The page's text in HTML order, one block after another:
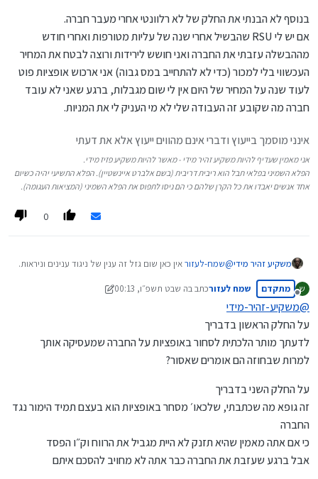
בנוסף לא הבנתי את החלק של לא רלוונטי אחרי מעבר חברה.
אם יש לי RSU שהבשיל אחרי שנה של עליות מטורפות ואחרי חודש
מההבשלה עזבתי את החברה ואני חושש לירידות ורוצה לבטח את המחיר
העכשווי בלי למכור (כדי לא להתחייב במס גבוה) אני ארכוש אופציות פוט
לעוד שנה על המחיר של היום אין לי שום מגבלות, ברגע שאני לא עובד
חברה מה שקובע זה העבודה שלי לא מי העניק לי את המניות.
אינני מוסמך בייעוץ ודברי אינם מהווים ייעוץ אלא את דעתי
אני מאמין שעדיף להיות משקיע זהיר מידי - מאשר להיות משקיע פזיז מידי.
הפלא השמיני בפלאי תבל הוא ריבית דריבית (בשם אלברט איינשטיין). הפלא התשיעי יהיה כשיום
אחד אנשים יאבדו את כל הקרן שלהם כי הם ניסו לתפוס את הפלא השמיני (המציאות העגומה).
0
משקיע זהיר מידי@שמח-לעזוראין כאן שום גזל זה ענין של ניגוד ענינים וניראות.
אני מבין שזה לא תקף רק בRSU זה רלוונטי בשבילי בRSU.
אני לא מבין איך שייך לסחור באופציות בצורה שלא נקראת הימור
נגד החברה כשאתה מחזיק מניות ורוצה לבטח אותם נגד ירידה
חודש מההבשלה עזבתי את החברה ואני חושש לירידות ורוצה
לבטח את המחיר העכשווי בלי למכור (כדי לא להתחייב במס
לי שום מגבלות, ברגע שאני לא עובד חברה מה שקובע זה
העבודה שלי לא מי העניק לי את המניות.
ש
מנותק
מתקדם שמח לעזורכתב בה שבט תשפ״ו, 00:13
נערך לאחרונה על ידי שמח לעזור
@משקיע-זהיר-מידי
על החלק הראשון בדבריך
לדעתך מותר הלכתית לסחור באופציות על החברה שמעסיקה אותך
למרות שבחוזה הם אומרים שאסור?
על החלק השני בדבריך
זה גופא מה שכתבתי, שלכאו׳ מסחר באופציות הוא בעצם תמיד הימור נגד
החברה
כי אם אתה מאמין שהיא תזנק לא היית מגביל את הרווח וק״ו הפסד
אבל ברגע שעזבת את החברה כבר אתה לא מחויב להסכם איתם